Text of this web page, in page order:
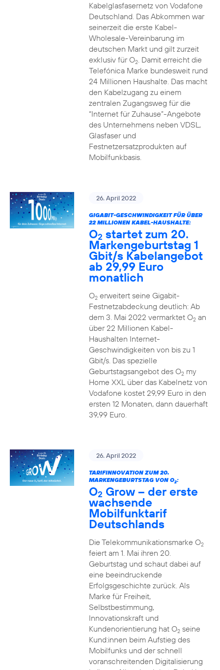
Kabelglasfasernetz von Vodafone
Deutschland. Das Abkommen war
seinerzeit die erste Kabel-
Wholesale-Vereinbarung im
deutschen Markt und gilt zurzeit
exklusiv für O2. Damit erreicht die
Telefónica Marke bundesweit rund
24 Millionen Haushalte. Das macht
den Kabelzugang zu einem
zentralen Zugangsweg für die
“Internet für Zuhause”-Angebote
des Unternehmens neben VDSL,
Glasfaser und
Festnetzersatzprodukten auf
Mobilfunkbasis.
26. April 2022
GIGABIT-GESCHWINDIGKEIT FÜR ÜBER
22 MILLIONEN KABEL-HAUSHALTE:
O2 startet zum 20.
Markengeburtstag 1
Gbit/s Kabelangebot
ab 29,99 Euro
monatlich
O2erweitert seine Gigabit-
Festnetzabdeckung deutlich: Ab
dem 3. Mai 2022 vermarktet O2an
über 22 Millionen Kabel-
Haushalten Internet-
Geschwindigkeiten von bis zu 1
Gbit/s. Das spezielle
Geburtstagsangebot des O2my
Home XXL über das Kabelnetz von
Vodafone kostet 29,99 Euro in den
ersten 12 Monaten, dann dauerhaft
39,99 Euro.
26. April 2022
TARIFINNOVATION ZUM 20.
MARKENGEBURTSTAG VON O2:
O2 Grow – der erste
wachsende
Mobilfunktarif
Deutschlands
Die Telekommunikationsmarke O2
feiert am 1. Mai ihren 20.
Geburtstag und schaut dabei auf
eine beeindruckende
Erfolgsgeschichte zurück. Als
Marke für Freiheit,
Selbstbestimmung,
Innovationskraft und
Kundenorientierung hat O2seine
Kund:innen beim Aufstieg des
Mobilfunks und der schnell
voranschreitenden Digitalisierung